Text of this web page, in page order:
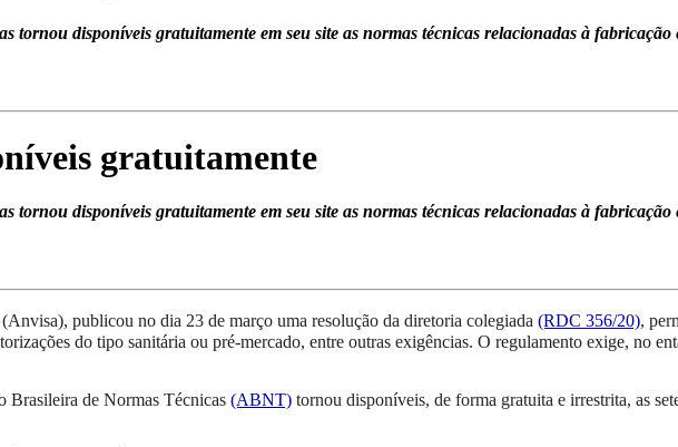
tornou disponíveis gratuitamente em seu site as normas técnicas relacionadas à
gratuitamente
tornou disponíveis gratuitamente em seu site as normas técnicas relacionadas à
publicou no dia 23 de março uma resolução da diretoria colegiada (RDC 356/20),
do tipo sanitária ou pré-mercado, entre outras exigências. O regulamento exige, no
Brasileira de Normas Técnicas (ABNT) tornou disponíveis, de forma gratuita e irrestrita, as